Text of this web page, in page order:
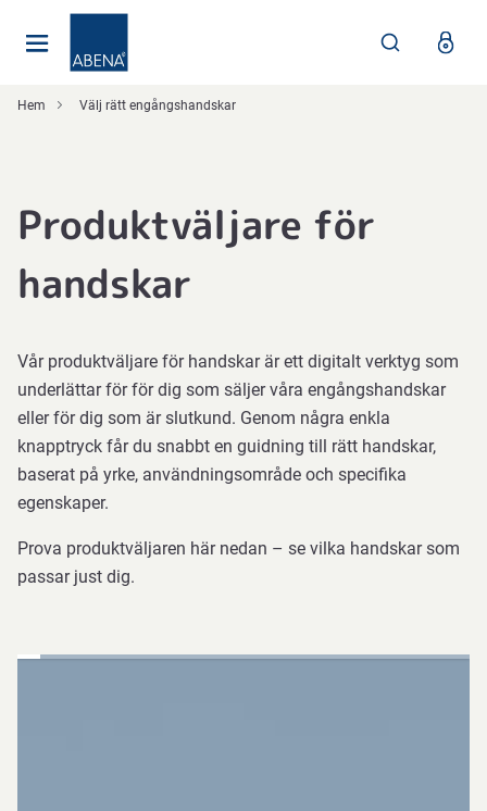
Hem Välj rätt engångshandskar
Produktväljare för
handskar
Vår produktväljare för handskar är ett digitalt verktyg som
underlättar för för dig som säljer våra engångshandskar
eller för dig som är slutkund. Genom några enkla
knapptryck får du snabbt en guidning till rätt handskar,
baserat på yrke, användningsområde och specifika
egenskaper.
Prova produktväljaren här nedan – se vilka handskar som
passar just dig.